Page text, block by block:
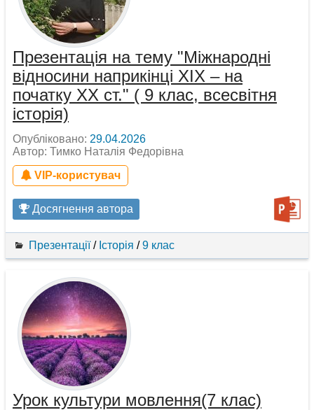
Презентація на тему "Міжнародні
відносини наприкінці ХІХ – на
початку ХХ ст." ( 9 клас, всесвітня
історія)
Опубліковано: 29.04.2026
Автор: Тимко Наталія Федорівна
VIP-користувач
Досягнення автора
Презентації/ Історія /9 клас
Урок культури мовлення(7 клас)